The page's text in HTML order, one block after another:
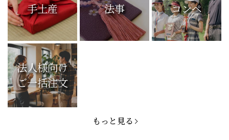
手土産 法事 コンペ
法人様向け
ご一括注文
もっと見る